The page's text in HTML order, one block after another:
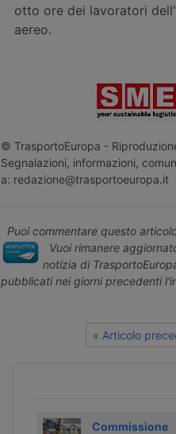
otto ore dei lavoratori
aereo.
© TrasportoEuropa -
Segnalazioni, informazioni,
a: redazione@trasportoeuropa.it
Puoi commentare questo
Vuoi rimanere
notizia di
pubblicati nei giorni precedenti
« Articolo
Commissione